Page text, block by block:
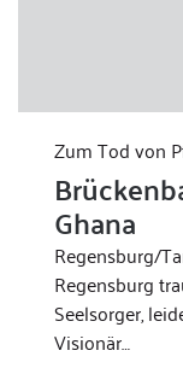
Zum Tod von
Ghana
Regensburg/
Regensburg
Seelsorger,
Visionär…